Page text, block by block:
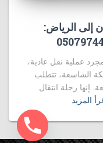
إلى الرياض:
عملية نقل عادية،
الشاسعة، تتطلب
إنها رحلة انتقال
المزيد